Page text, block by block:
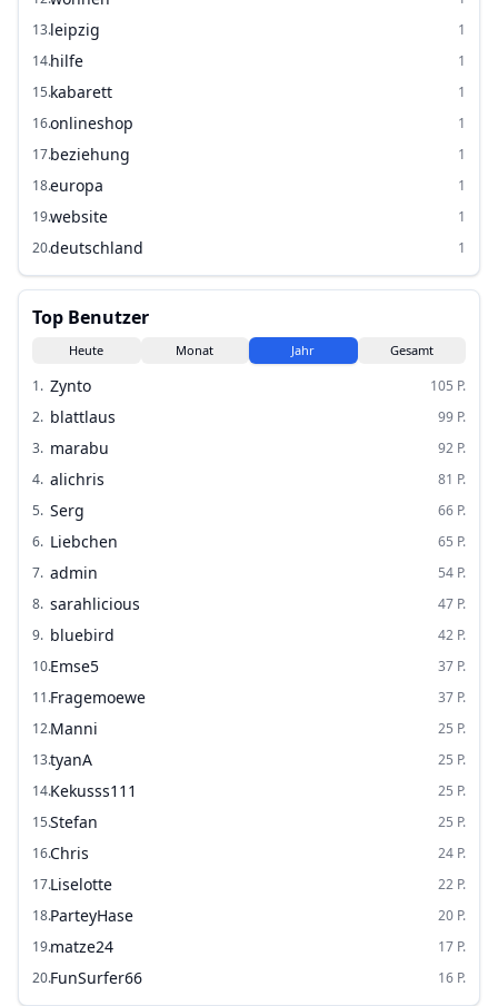
13.leipzig
1
14.hilfe
1
15.kabarett
1
16.onlineshop
1
17.beziehung
1
18.europa
1
19.website
1
20.deutschland 1
Top Benutzer
Heute Monat Jahr Gesamt
1. Zynto 105 P.
2. blattlaus 99 P.
3. marabu 92 P.
4. alichris 81 P.
5. Serg 66 P.
6. Liebchen 65 P.
7. admin 54 P.
8. sarahlicious 47 P.
9. bluebird 42 P.
10.Emse5 37 P.
11.Fragemoewe 37 P.
12.Manni 25 P.
13.tyanA 25 P.
14.Kekusss111 25 P.
15.Stefan 25 P.
16.Chris 24 P.
17.Liselotte 22 P.
18.ParteyHase 20 P.
19.matze24 17 P.
20.FunSurfer66 16 P.